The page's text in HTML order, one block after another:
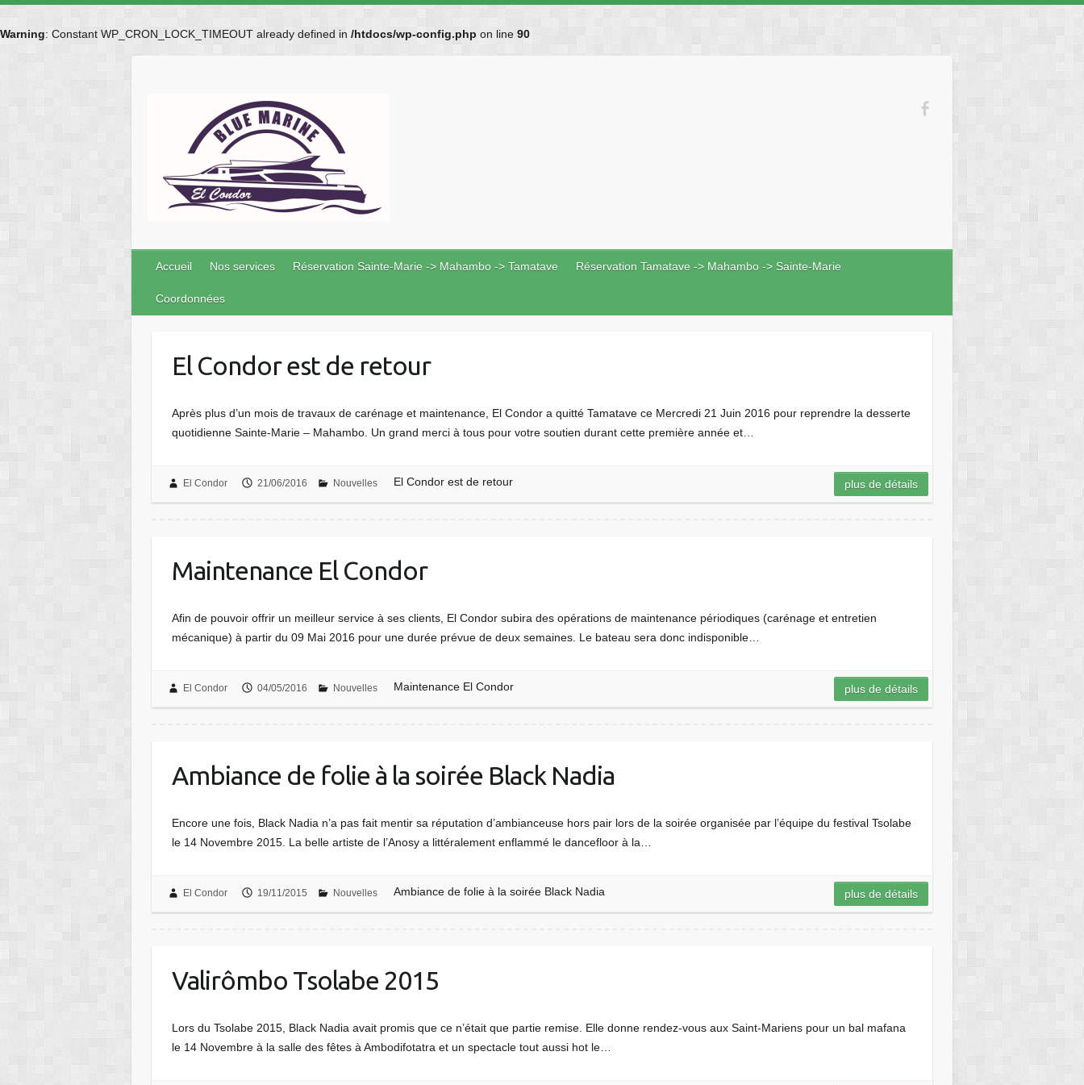
Warning: Constant WP_CRON_LOCK_TIMEOUT already defined in /htdocs/wp-config.php on line 90
Accueil Nos services Réservation Sainte-Marie -> Mahambo -> Tamatave Réservation Tamatave -> Mahambo -> Sainte-Marie
Coordonnées
El Condor est de retour
Après plus d’un mois de travaux de carénage et maintenance, El Condor a quitté Tamatave ce Mercredi 21 Juin 2016 pour reprendre la desserte
quotidienne Sainte-Marie – Mahambo. Un grand merci à tous pour votre soutien durant cette première année et…
El Condor 21/06/2016 Nouvelles El Condor est de retour plus de détails
Maintenance El Condor
Afin de pouvoir offrir un meilleur service à ses clients, El Condor subira des opérations de maintenance périodiques (carénage et entretien
mécanique) à partir du 09 Mai 2016 pour une durée prévue de deux semaines. Le bateau sera donc indisponible…
El Condor 04/05/2016 Nouvelles Maintenance El Condor plus de détails
Ambiance de folie à la soirée Black Nadia
Encore une fois, Black Nadia n’a pas fait mentir sa réputation d’ambianceuse hors pair lors de la soirée organisée par l’équipe du festival Tsolabe
le 14 Novembre 2015. La belle artiste de l’Anosy a littéralement enflammé le dancefloor à la…
El Condor 19/11/2015 Nouvelles Ambiance de folie à la soirée Black Nadia plus de détails
Valirômbo Tsolabe 2015
Lors du Tsolabe 2015, Black Nadia avait promis que ce n’était que partie remise. Elle donne rendez-vous aux Saint-Mariens pour un bal mafana
le 14 Novembre à la salle des fêtes à Ambodifotatra et un spectacle tout aussi hot le…